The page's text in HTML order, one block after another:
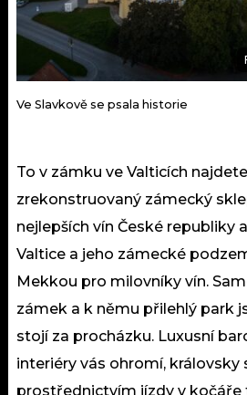
Ve Slavkově se psala historie
To v zámku ve Valticích
zrekonstruovaný zámecký
nejlepších vín České republiky
Valtice a jeho zámecké
Mekkou pro milovníky vín.
zámek a k němu přilehlý park
stojí za procházku. Luxusní
interiéry vás ohromí,
prostřednictvím jízdy v